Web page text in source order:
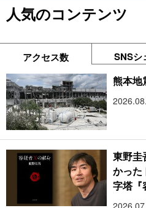
人気のコンテンツ
アクセス数 SNSシ
熊本地
東野圭
かった
字塔『